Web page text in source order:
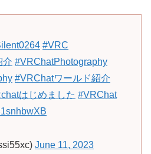
#VRC
介 #VRChatPhotography
#VRChatワールド紹介
はじめました #VRChat
June 11, 2023